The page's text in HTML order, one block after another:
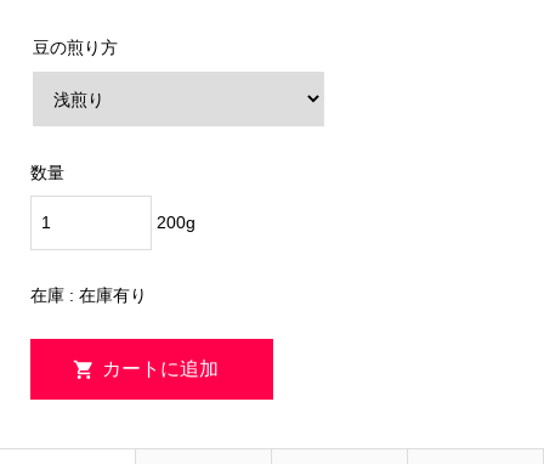
豆の煎り方
数量
200g
在庫 : 在庫有り